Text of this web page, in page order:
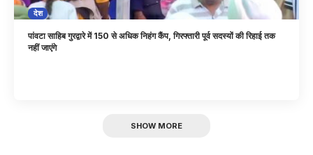
देश
पांवटा साहिब गुरद्वारे में 150 से अधिक निहंग कैंप, गिरफ्तारी पूर्व सदस्यों की रिहाई तक
नहीं जाएंगे
SHOW MORE